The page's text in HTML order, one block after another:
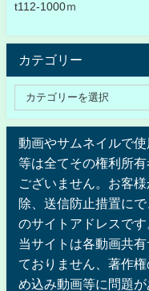
t112-1000ｍ
カテゴリー
動画やサムネイルで
等は全てその権利所
ございません。お客
除、送信防止措置に
のサイトアドレスで
当サイトは各動画共
ておりません、著作
め込み動画等に問題